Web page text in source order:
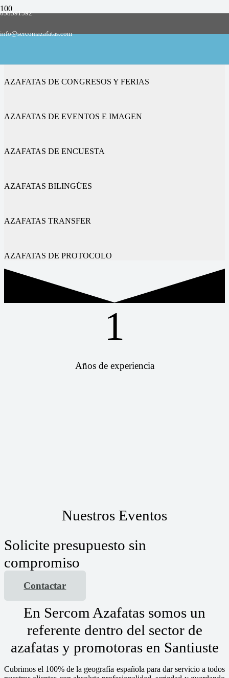
658591592
info@sercomazafatas.com
AZAFATAS DE CONGRESOS Y FERIAS
AZAFATAS DE EVENTOS E IMAGEN
AZAFATAS DE ENCUESTA
AZAFATAS BILINGÜES
AZAFATAS TRANSFER
AZAFATAS DE PROTOCOLO
1
Años de experiencia
Nuestros Eventos
Solicite presupuesto sin
compromiso
Contactar
En Sercom Azafatas somos un
referente dentro del sector de
azafatas y promotoras en Santiuste
Cubrimos el 100% de la geografía española para dar servicio a todos